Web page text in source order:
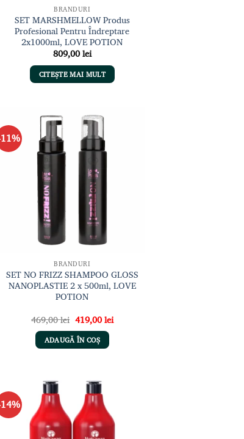
BRANDURI
SET MARSHMELLOW Produs
Profesional Pentru Îndreptare
2x1000ml, LOVE POTION
809,00lei
CITEȘTE MAI MULT
BRANDURI
SET NO FRIZZ SHAMPOO GLOSS
NANOPLASTIE 2 x 500ml, LOVE
POTION
469,00lei Prețul
inițial
a
fost:
469,00 lei.
419,00leiPrețul
curent
ADAUGĂ ÎN COȘ